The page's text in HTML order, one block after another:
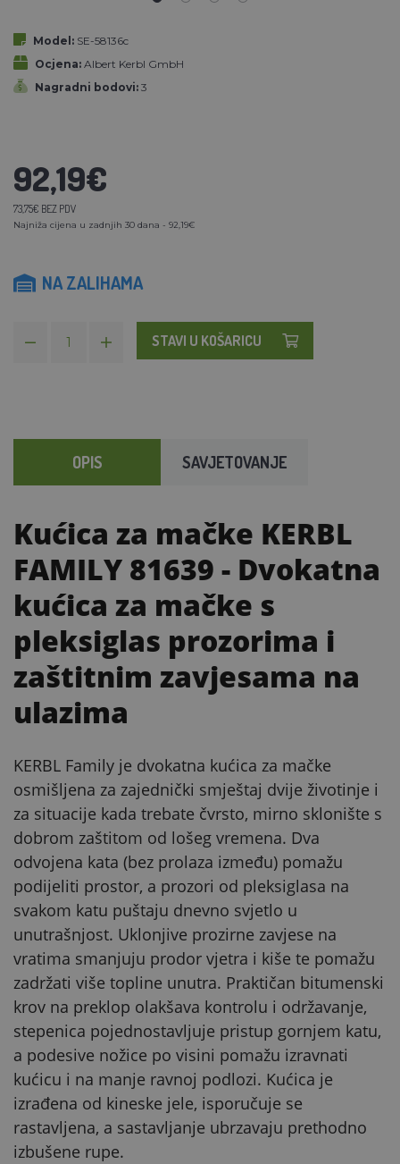
Model: SE-58136c
Ocjena: Albert Kerbl GmbH
Nagradni bodovi: 3
92,19€
73,75€ BEZ PDV
Najniža cijena u zadnjih 30 dana - 92,19€
NA ZALIHAMA
STAVI U KOŠARICU
OPIS SAVJETOVANJE
Kućica za mačke KERBL
FAMILY 81639 - Dvokatna
kućica za mačke s
pleksiglas prozorima i
zaštitnim zavjesama na
ulazima
KERBL Family je dvokatna kućica za mačke
osmišljena za zajednički smještaj dvije životinje i
za situacije kada trebate čvrsto, mirno sklonište s
dobrom zaštitom od lošeg vremena. Dva
odvojena kata (bez prolaza između) pomažu
podijeliti prostor, a prozori od pleksiglasa na
svakom katu puštaju dnevno svjetlo u
unutrašnjost. Uklonjive prozirne zavjese na
vratima smanjuju prodor vjetra i kiše te pomažu
zadržati više topline unutra. Praktičan bitumenski
krov na preklop olakšava kontrolu i održavanje,
stepenica pojednostavljuje pristup gornjem katu,
a podesive nožice po visini pomažu izravnati
kućicu i na manje ravnoj podlozi. Kućica je
izrađena od kineske jele, isporučuje se
rastavljena, a sastavljanje ubrzavaju prethodno
izbušene rupe.